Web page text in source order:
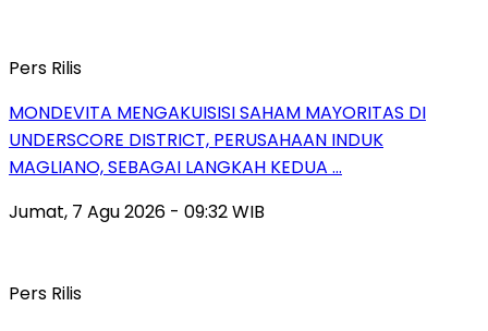
Pers Rilis
MONDEVITA MENGAKUISISI SAHAM MAYORITAS DI
UNDERSCORE DISTRICT, PERUSAHAAN INDUK
MAGLIANO, SEBAGAI LANGKAH KEDUA …
Jumat, 7 Agu 2026 - 09:32 WIB
Pers Rilis